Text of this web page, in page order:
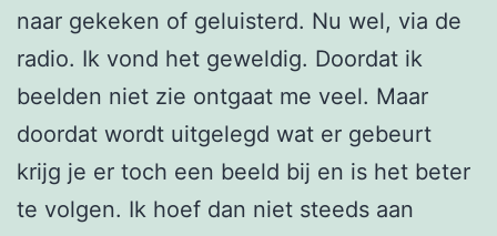
naar gekeken of geluisterd. Nu wel, via de
radio. Ik vond het geweldig. Doordat ik
beelden niet zie ontgaat me veel. Maar
doordat wordt uitgelegd wat er gebeurt
krijg je er toch een beeld bij en is het beter
te volgen. Ik hoef dan niet steeds aan